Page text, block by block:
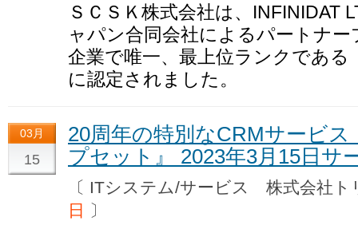
ＳＣＳＫ株式会社は、INFINIDAT
ャパン合同会社によるパートナ
企業で唯一、最上位ランクであ
に認定されました。
03月
15
20周年の特別なCRMサービ
プセット』 2023年3月15日サ
〔 ITシステム/サービス 株式会社
日
〕